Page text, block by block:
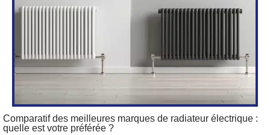
Comparatif des meilleures marques de radiateur électrique :
quelle est votre préférée ?